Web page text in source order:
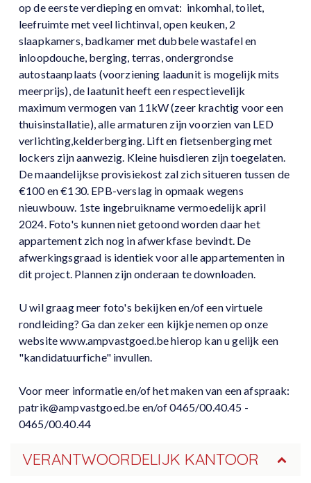
op de eerste verdieping en omvat: inkomhal, toilet,
leefruimte met veel lichtinval, open keuken, 2
slaapkamers, badkamer met dubbele wastafel en
inloopdouche, berging, terras, ondergrondse
autostaanplaats (voorziening laadunit is mogelijk mits
meerprijs), de laatunit heeft een respectievelijk
maximum vermogen van 11kW (zeer krachtig voor een
thuisinstallatie), alle armaturen zijn voorzien van LED
verlichting,kelderberging. Lift en fietsenberging met
lockers zijn aanwezig. Kleine huisdieren zijn toegelaten.
De maandelijkse provisiekost zal zich situeren tussen de
€100 en €130. EPB-verslag in opmaak wegens
nieuwbouw. 1ste ingebruikname vermoedelijk april
2024. Foto's kunnen niet getoond worden daar het
appartement zich nog in afwerkfase bevindt. De
afwerkingsgraad is identiek voor alle appartementen in
dit project. Plannen zijn onderaan te downloaden.
U wil graag meer foto's bekijken en/of een virtuele
rondleiding? Ga dan zeker een kijkje nemen op onze
website www.ampvastgoed.be hierop kan u gelijk een
"kandidatuurfiche" invullen.
Voor meer informatie en/of het maken van een afspraak:
patrik@ampvastgoed.be en/of 0465/00.40.45 -
0465/00.40.44
VERANTWOORDELIJK KANTOOR